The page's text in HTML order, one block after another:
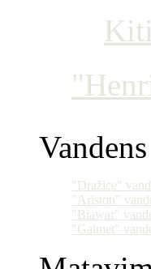
Kiti
"Dražice"
"Ariston"
"Biawar"
"Galmet"